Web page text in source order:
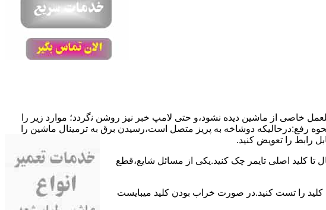
ﺧﺎﺻﯽ از ﻣﺎﺷﯿﻦ دﯾﺪه نشود،و حتی ﻻﻣﭗ ﺧﺒﺮ ﻧﯿﺰ روﺷﻦ ﻧگردد؛ موارد زیر را
دوﺷﺎﺧﻪ و ﯾﺎ ﮐﺎﺑﻞ راﺑﻂ ﻣﻌﯿﻮب ﺷﺪه است.نحوه رفع:درحالیکه دوﺷﺎﺧﻪ ﺑﻪ ﭘﺮﯾﺰ ﻣﺘﺼﻞ اﺳﺖ،رﺳﯿﺪن ﺑﺮق ﺑﻪ ﺗﺮﻣﯿﻨﺎل ﻣﺎﺷﯿﻦ را
راﺑﻂ را ﺗﻌﻮﯾﺾ کنید.
ﺗﺎ ﮐﻠﯿﺪ اﺻﻠﯽ ﺗﺎﯾﻤﺮ چک کنید.یکی از مسائل شایع،ﻗﻄﻊ
ﮐﻠﯿﺪ را ﺗﺴﺖ ﮐﻨﯿﺪ.در ﺻﻮرت ﺧﺮاب ﺑﻮدن ﮐﻠﯿﺪ میبایست